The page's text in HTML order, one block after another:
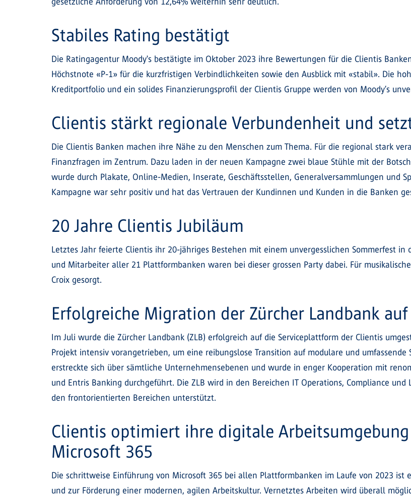
Stabiles Rating bestätigt
Die Ratingagentur Moody's bestätigte im Oktober 2023 ihre Bewertungen für die Clientis
Höchstnote «P-1» für die kurzfristigen Verbindlichkeiten sowie den Ausblick mit «stabil». Die
Kreditportfolio und ein solides Finanzierungsprofil der Clientis Gruppe werden von Moody’s
Clientis stärkt regionale Verbundenheit und
Die Clientis Banken machen ihre Nähe zu den Menschen zum Thema. Für die regional stark
Finanzfragen im Zentrum. Dazu laden in der neuen Kampagne zwei blaue Stühle mit der
wurde durch Plakate, Online-Medien, Inserate, Geschäftsstellen, Generalversammlungen und
Kampagne war sehr positiv und hat das Vertrauen der Kundinnen und Kunden in die Banken
20 Jahre Clientis Jubiläum
Letztes Jahr feierte Clientis ihr 20-jähriges Bestehen mit einem unvergesslichen Sommerfest
und Mitarbeiter aller 21 Plattformbanken waren bei dieser grossen Party dabei. Für
Croix gesorgt.
Erfolgreiche Migration der Zürcher Landbank
Im Juli wurde die Zürcher Landbank (ZLB) erfolgreich auf die Serviceplattform der Clientis
Projekt intensiv vorangetrieben, um eine reibungslose Transition auf modulare und
erstreckte sich über sämtliche Unternehmensebenen und wurde in enger Kooperation mit
und Entris Banking durchgeführt. Die ZLB wird in den Bereichen IT Operations, Compliance
den frontorientierten Bereichen unterstützt.
Clientis optimiert ihre digitale
Microsoft 365
Die schrittweise Einführung von Microsoft 365 bei allen Plattformbanken im Laufe von 2023 ist
und zur Förderung einer modernen, agilen Arbeitskultur. Vernetztes Arbeiten wird überall